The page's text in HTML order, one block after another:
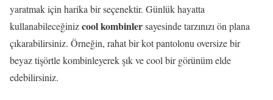
yaratmak için harika bir seçenektir. Günlük hayatta
kullanabileceğinizcool kombinlersayesinde tarzınızı ön plana
çıkarabilirsiniz. Örneğin, rahat bir kot pantolonu oversize bir
beyaz tişörtle kombinleyerek şık ve cool bir görünüm elde
edebilirsiniz.